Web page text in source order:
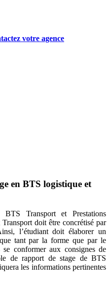
votre agence
en BTS logistique et
Transport et Prestations
doit être concrétisé par
l’étudiant doit élaborer un
tant par la forme que par le
conformer aux consignes de
de rapport de stage de BTS
les informations pertinentes